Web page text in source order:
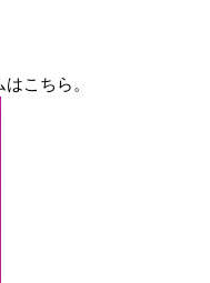
こちら。